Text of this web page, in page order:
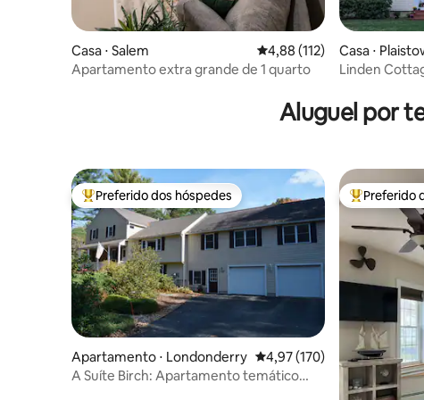
Casa ⋅ Salem 4,88 de uma avaliação
4,88 (112)
Apartamento extra grande de 1 quarto
Casa ⋅
Linden
Aluguel por
Entre os melhores preferidos dos hóspedes
Preferido dos hóspedes
Apartamento ⋅ Londonderry 4,97 de uma avaliação
4,97 (170)
A Suíte Birch: Apartamento temático
Entre os
Preferido